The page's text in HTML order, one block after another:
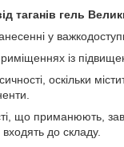
таганів гель
у
із
оскільки
що приманюють,
до складу.